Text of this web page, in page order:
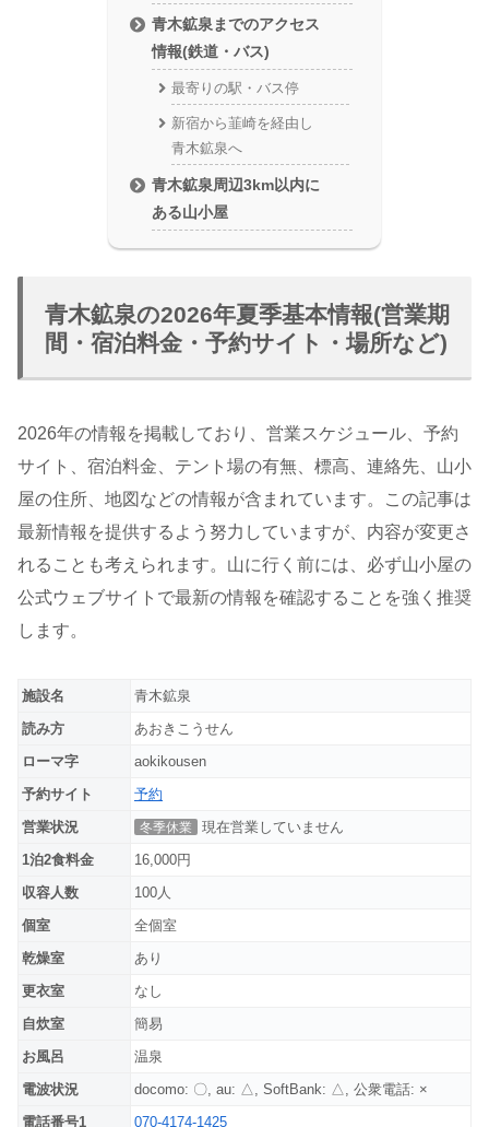
青木鉱泉までのアクセス
情報(鉄道・バス)
最寄りの駅・バス停
新宿から韮崎を経由し
青木鉱泉へ
青木鉱泉周辺3km以内に
ある山小屋
青木鉱泉の2026年夏季基本情報(営業期
間・宿泊料金・予約サイト・場所など)
2026年の情報を掲載しており、営業スケジュール、予約
サイト、宿泊料金、テント場の有無、標高、連絡先、山小
屋の住所、地図などの情報が含まれています。この記事は
最新情報を提供するよう努力していますが、内容が変更さ
れることも考えられます。山に行く前には、必ず山小屋の
公式ウェブサイトで最新の情報を確認することを強く推奨
します。
施設名
青木鉱泉
読み方
あおきこうせん
ローマ字
aokikousen
予約サイト
予約
営業状況
冬季休業
現在営業していません
1泊2食料金
16,000円
収容人数
100人
個室
全個室
乾燥室
あり
更衣室
なし
自炊室
簡易
お風呂
温泉
電波状況
docomo: 〇, au: △, SoftBank: △, 公衆電話: ×
電話番号1
070-4174-1425